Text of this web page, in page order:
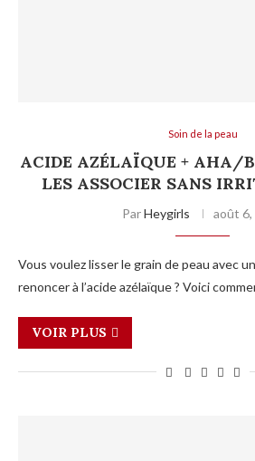
Soin de la peau
ACIDE AZÉLAÏQUE + AHA/
LES ASSOCIER SANS
ParHeygirls août 6,
Vous voulez lisser le grain de peau avec
renoncer à l’acide azélaïque ? Voici
VOIR PLUS